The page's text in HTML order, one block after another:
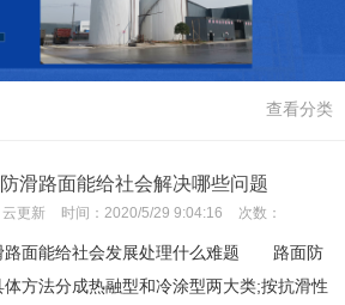
查看分类
滑路面能给社会解决哪些问题
云更新 时间： 2020/5/29 9:04:16 次数：
路面能给社会发展处理什么难题 路面防
方法分成热融型和冷涂型两大类;按抗滑性